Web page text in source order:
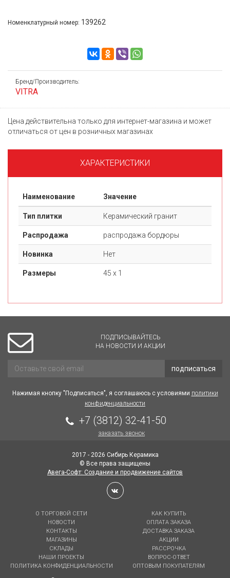
Номенклатурный номер: 139262
Бренд/Производитель:
VITRA
Цена действительна только для интернет-магазина и может
отличаться от цен в розничных магазинах
ХАРАКТЕРИСТИКИ
Наименование Значение
Тип плитки Керамический гранит
Распродажа распродажа бордюры
Новинка Нет
Размеры 45 х 1
ПОДПИСЫВАЙТЕСЬ
НА НОВОСТИ И АКЦИИ
подписаться
Нажимая кнопку "Подписаться", я соглашаюсь с условиями политики
конфиденциальности
+7 (3812) 32-41-50
заказать звонок
2017 - 2026 Сибирь Керамика
© Все права защищены
Авега-Софт: Создание и продвижение сайтов
О ТОРГОВОЙ СЕТИ
НОВОСТИ
КОНТАКТЫ
МАГАЗИНЫ
СКЛАДЫ
НАШИ ПРОЕКТЫ
ПОЛИТИКА КОНФИДЕНЦИАЛЬНОСТИ
КАК КУПИТЬ
ОПЛАТА ЗАКАЗА
ДОСТАВКА ЗАКАЗА
АКЦИИ
РАССРОЧКА
ВОПРОС-ОТВЕТ
ОПТОВЫМ ПОКУПАТЕЛЯМ